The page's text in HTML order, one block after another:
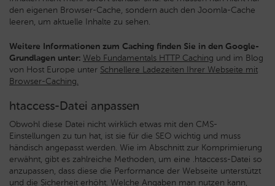
den eigenen Browser-Cache, sondern auch den Joomla-Cache
leeren, um aktuelle Inhalte zu sehen.
Weitere Informationen zum Caching finden Sie in den Google-
Grundlagen unter: Web Fundamentals HTTP Caching und im Blog
von Host Europe unter Schnellere Ladezeiten Ihrer Webseite mit
Browser-Caching.
htaccess-Datei anpassen
Obwohl diese Datei nicht wirklich etwas mit den CMS-
Einstellungen zu tun hat, ist sie für die SEO wichtig und muss
händisch angepasst werden. Wie im Abschnitt zur Komprimierung
erwähnt, gibt es zahlreiche Methoden, um eine .htaccess-Datei so
anzupassen, dass diese die Performance der Webseite unterstützt
und die Sicherheit erhöht. Welche Angaben man nutzen kann,